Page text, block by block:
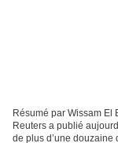
Résumé par Wissam El
Reuters a publié
de plus d’une